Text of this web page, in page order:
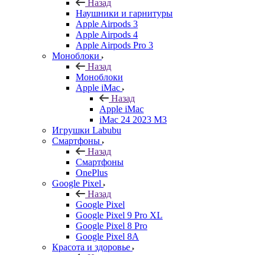
Назад
Наушники и гарнитуры
Apple Airpods 3
Apple Airpods 4
Apple Airpods Pro 3
Моноблоки
Назад
Моноблоки
Apple iMac
Назад
Apple iMac
iMac 24 2023 M3
Игрушки Labubu
Смартфоны
Назад
Смартфоны
OnePlus
Google Pixel
Назад
Google Pixel
Google Pixel 9 Pro XL
Google Pixel 8 Pro
Google Pixel 8A
Красота и здоровье